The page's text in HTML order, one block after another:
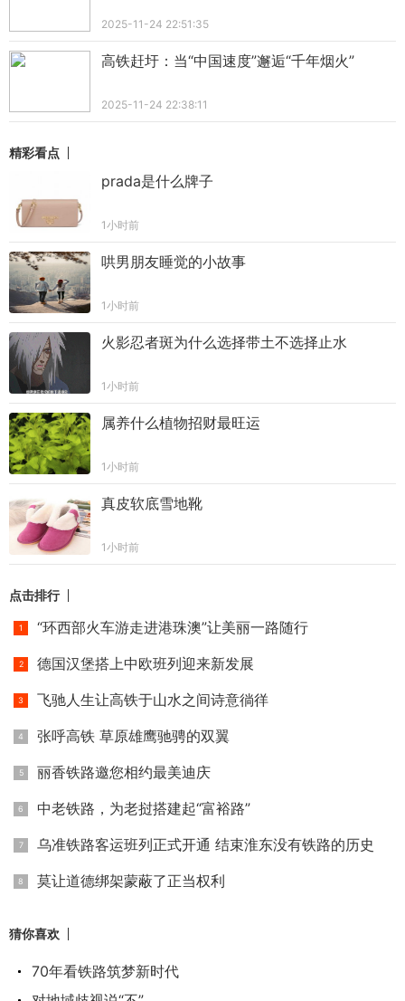
2025-11-24 22:51:35
高铁赶圩：当“中国速度”邂逅“千年烟火”
2025-11-24 22:38:11
精彩看点
prada是什么牌子
1小时前
哄男朋友睡觉的小故事
1小时前
火影忍者斑为什么选择带土不选择止水
1小时前
属养什么植物招财最旺运
1小时前
真皮软底雪地靴
1小时前
点击排行
“环西部火车游走进港珠澳”让美丽一路随行
德国汉堡搭上中欧班列迎来新发展
飞驰人生让高铁于山水之间诗意徜徉
张呼高铁 草原雄鹰驰骋的双翼
丽香铁路邀您相约最美迪庆
中老铁路，为老挝搭建起“富裕路”
乌准铁路客运班列正式开通 结束淮东没有铁路的历史
莫让道德绑架蒙蔽了正当权利
猜你喜欢
70年看铁路筑梦新时代